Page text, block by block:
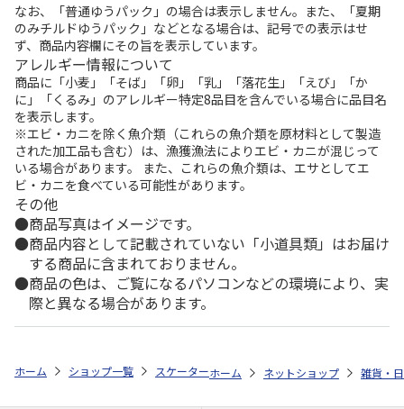
なお、「普通ゆうパック」の場合は表示しません。また、「夏期
のみチルドゆうパック」などとなる場合は、記号での表示はせ
ず、商品内容欄にその旨を表示しています。
アレルギー情報について
商品に「小麦」「そば」「卵」「乳」「落花生」「えび」「か
に」「くるみ」のアレルギー特定8品目を含んでいる場合に品目名
を表示します。
※エビ・カニを除く魚介類（これらの魚介類を原材料として製造
された加工品も含む）は、漁獲漁法によりエビ・カニが混じって
いる場合があります。 また、これらの魚介類は、エサとしてエ
ビ・カニを食べている可能性があります。
その他
商品写真はイメージです。
商品内容として記載されていない「小道具類」はお届け
する商品に含まれておりません。
商品の色は、ご覧になるパソコンなどの環境により、実
際と異なる場合があります。
ホーム ショップ一覧 スケーター スタイリッシュブローボトル
ホーム ネットショップ 雑貨・